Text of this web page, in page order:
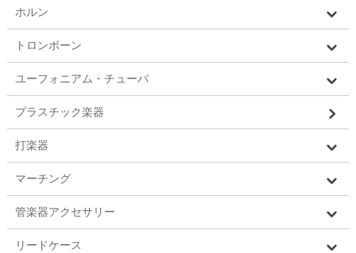
ホルン
トロンボーン
ユーフォニアム・チューバ
プラスチック楽器
打楽器
マーチング
管楽器アクセサリー
リードケース